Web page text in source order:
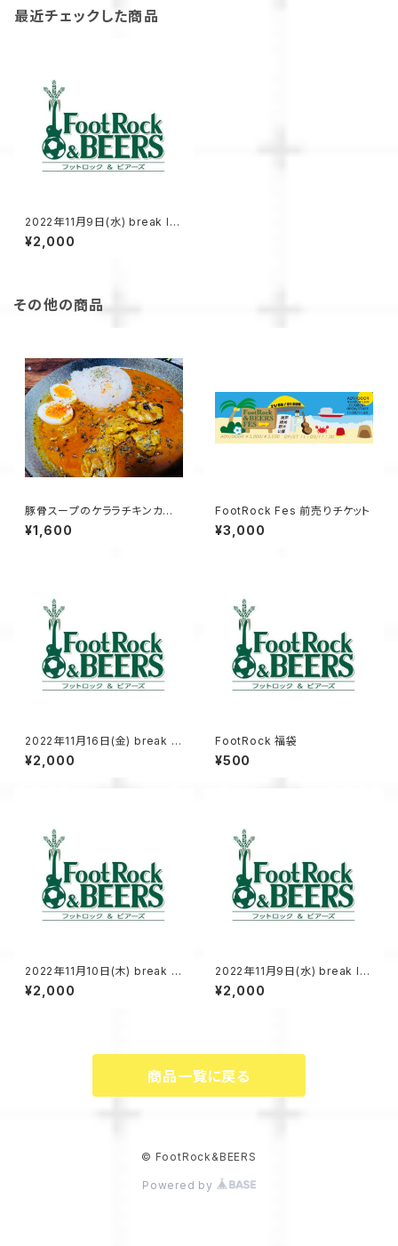
最近チェックした商品
2022年11月9日(水) break lo
¥2,000
その他の商品
豚骨スープのケララチキンカレ
ー
¥1,600
FootRock Fes 前売りチケット
¥3,000
2022年11月16日(金) break lo
¥2,000
FootRock 福袋
¥500
2022年11月10日(木) break lo
¥2,000
2022年11月9日(水) break lo
¥2,000
商品一覧に戻る
© FootRock&BEERS
Powered by